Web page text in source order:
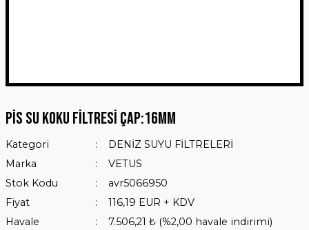
Pis Su Koku Filtresi Çap:16mm
Kategori
DENİZ SUYU FİLTRELERİ
Marka
VETUS
Stok Kodu
avr5066950
Fiyat
116,19 EUR + KDV
Havale
7.506,21 ₺ (%2,00 havale indirimi)